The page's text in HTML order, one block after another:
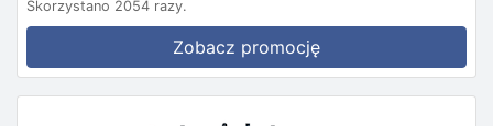
Skorzystano 2054 razy.
Zobacz promocję